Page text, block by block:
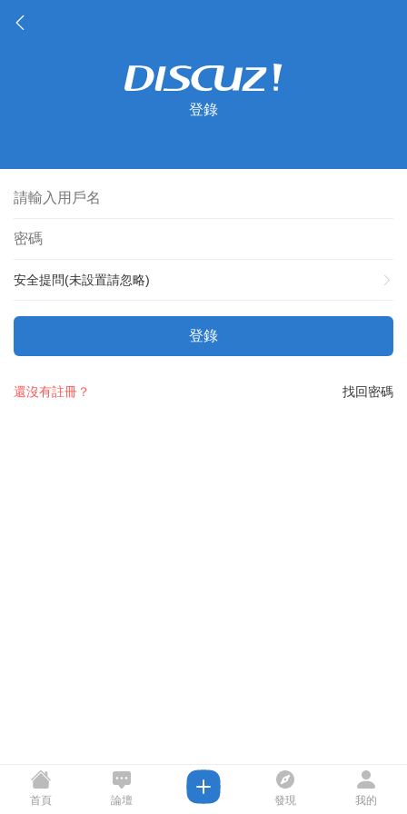
登錄
安全提問(未設置請忽略)
登錄
找回密碼
還沒有註冊？
首頁 論壇 發現 我的